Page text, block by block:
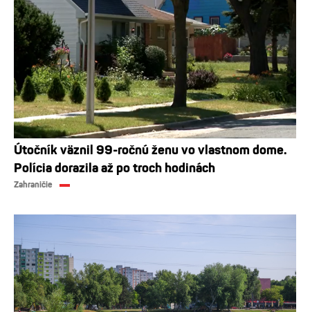
Útočník väznil 99-ročnú ženu vo vlastnom dome.
Polícia dorazila až po troch hodinách
Zahraničie